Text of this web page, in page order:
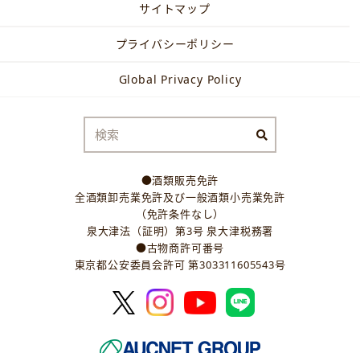
サイトマップ
プライバシーポリシー
Global Privacy Policy
●酒類販売免許
全酒類卸売業免許及び一般酒類小売業免許
（免許条件なし）
泉大津法（証明）第3号 泉大津税務署
●古物商許可番号
東京都公安委員会許可 第303311605543号